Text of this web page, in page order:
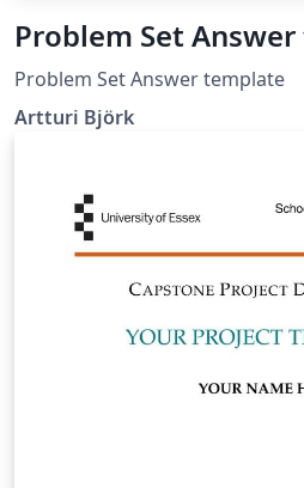
Problem Set
Problem Set Answer template
Artturi Björk